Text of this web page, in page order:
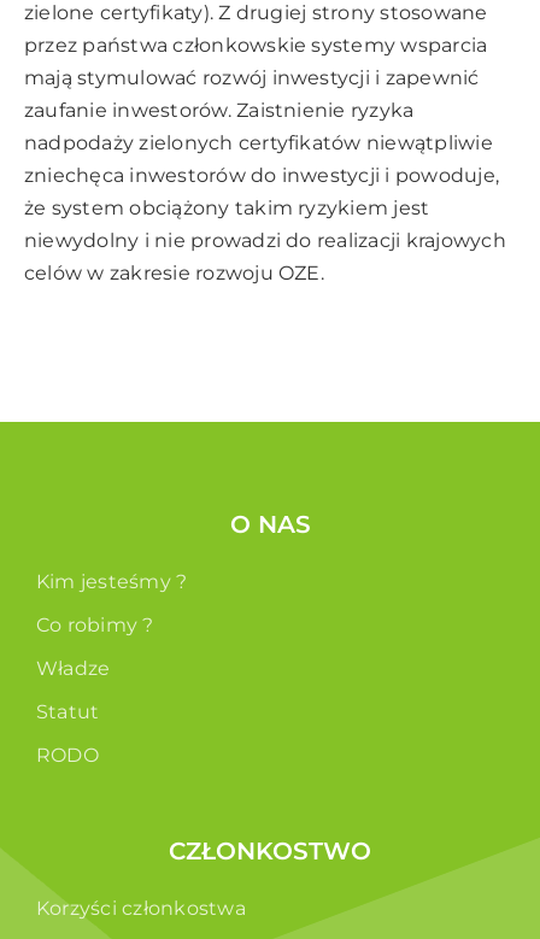
zielone certyfikaty). Z drugiej strony stosowane
przez państwa członkowskie systemy wsparcia
mają stymulować rozwój inwestycji i zapewnić
zaufanie inwestorów. Zaistnienie ryzyka
nadpodaży zielonych certyfikatów niewątpliwie
zniechęca inwestorów do inwestycji i powoduje,
że system obciążony takim ryzykiem jest
niewydolny i nie prowadzi do realizacji krajowych
celów w zakresie rozwoju OZE.
O NAS
Kim jesteśmy ?
Co robimy ?
Władze
Statut
RODO
CZŁONKOSTWO
Korzyści członkostwa